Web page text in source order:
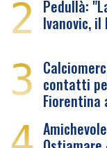
2 Pedullà:
Ivanovic,
3 contatti
Fiorentina